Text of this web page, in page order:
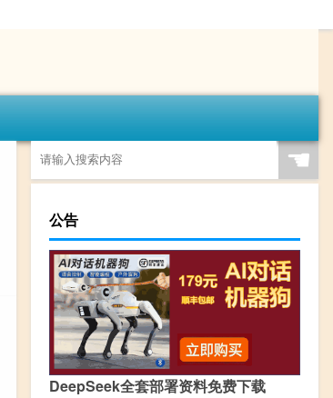
☚
公告
DeepSeek全套部署资料免费下载